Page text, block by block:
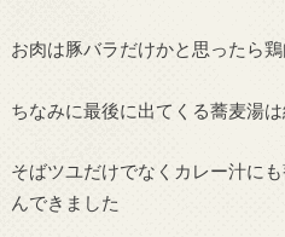
お肉は豚バラだけかと思ったら
ちなみに最後に出てくる蕎麦湯
そばツユだけでなくカレー汁に
んできました